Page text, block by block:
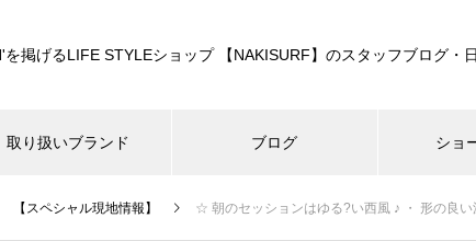
を掲げるLIFE STYLEショップ 【NAKISURF】のスタッフブログ・
取り扱いブランド ブログ ショ
【スペシャル現地情報】 ☆ 朝のセッションはゆる?い西風 ♪ ・ 形の良